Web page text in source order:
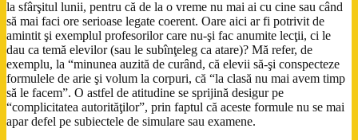
la sfârşitul lunii, pentru că de la o vreme nu mai ai cu cine sau când
să mai faci ore serioase legate coerent. Oare aici ar fi potrivit de
amintit şi exemplul profesorilor care nu-şi fac anumite lecţii, ci le
dau ca temă elevilor (sau le subînţeleg ca atare)? Mă refer, de
exemplu, la “minunea auzită de curând, că elevii să-şi conspecteze
formulele de arie şi volum la corpuri, că “la clasă nu mai avem timp
să le facem”. O astfel de atitudine se sprijină desigur pe
“complicitatea autorităţilor”, prin faptul că aceste formule nu se mai
apar defel pe subiectele de simulare sau examene.